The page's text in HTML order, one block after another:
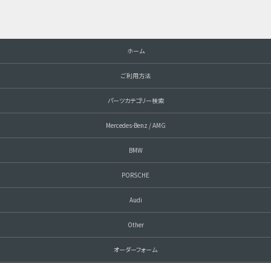
ホーム
ご利用方法
パーツカテゴリー検索
Mercedes-Benz / AMG
BMW
PORSCHE
Audi
Other
オーダーフォーム